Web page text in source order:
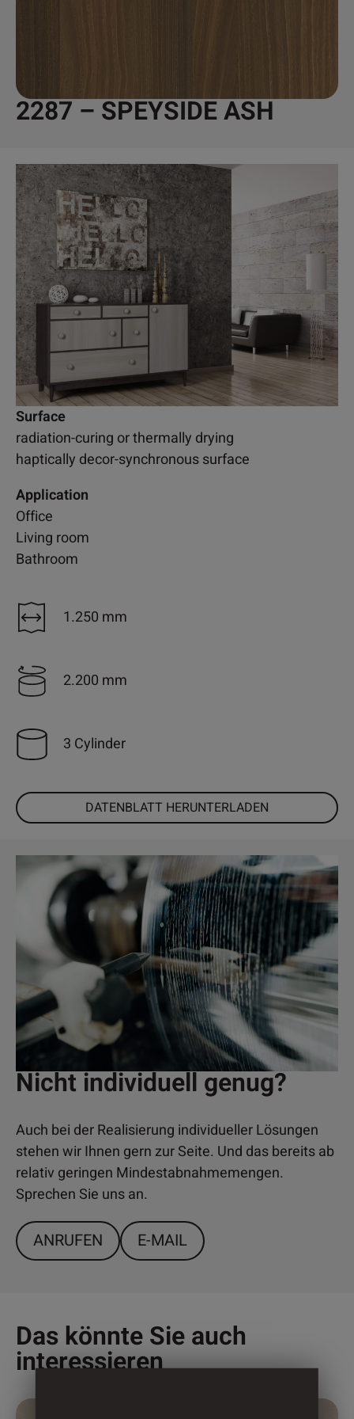
2287 – SPEYSIDE ASH
Surface
radiation-curing or thermally drying
haptically decor-synchronous surface
Application
Office
Living room
Bathroom
1.250 mm
2.200 mm
3 Cylinder
DATENBLATT HERUNTERLADEN
Nicht individuell genug?
Auch bei der Realisierung individueller Lösungen
stehen wir Ihnen gern zur Seite. Und das bereits ab
relativ geringen Mindestabnahmemengen.
Sprechen Sie uns an.
ANRUFEN E-MAIL
Das könnte Sie auch
interessieren
Dieses